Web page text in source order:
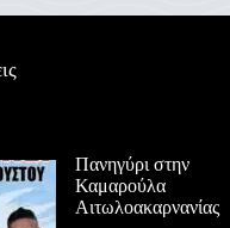
Πανηγύρι στην
Καμαρούλα
Αιτωλοακαρνανίας